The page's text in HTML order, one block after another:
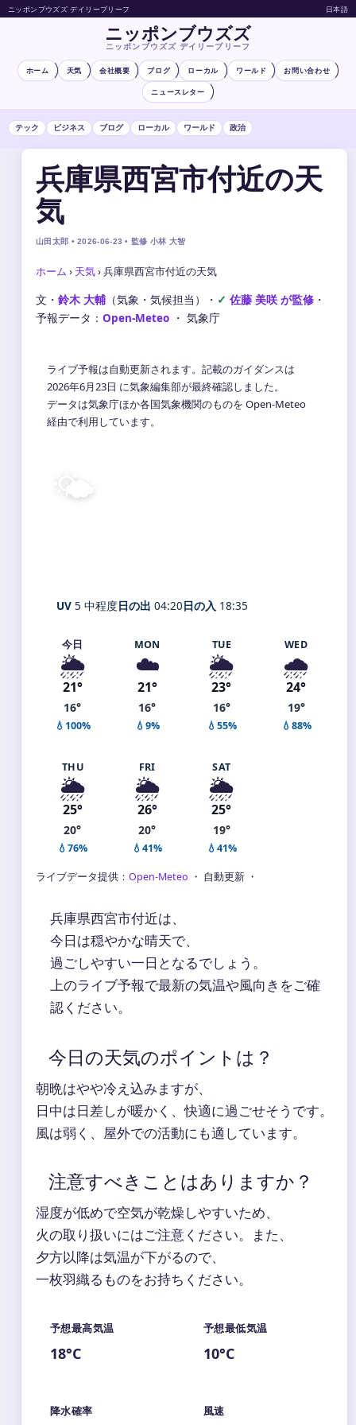
ニッポンブウズズ デイリーブリーフ 日本語
ニッポンブウズズ
ニッポンブウズズ デイリーブリーフ
ホーム 天気 会社概要 ブログ ローカル ワールド お問い合わせ
ニュースレター
テック ビジネス ブログ ローカル ワールド 政治
兵庫県西宮市付近の天
気
山田太郎 • 2026-06-23 • 監修 小林 大智
ホーム › 天気›兵庫県西宮市付近の天気
文・ 鈴木 大輔 （気象・気候担当） ・ 佐藤 美咲 が監修 ・
予報データ： Open-Meteo ・ 気象庁
ライブ予報は自動更新されます。記載のガイダンスは
2026年6月23日 に気象編集部が最終確認しました。
データは気象庁ほか各国気象機関のものを Open-Meteo
経由で利用しています。
🌤️
UV 5 中程度日の出 04:20日の入 18:35
今日
🌦️
21°
16°
💧100%
MON
☁️
21°
16°
💧9%
TUE
🌦️
23°
16°
💧55%
WED
🌧️
24°
19°
💧88%
THU
🌦️
25°
20°
💧76%
FRI
🌦️
26°
20°
💧41%
SAT
🌦️
25°
19°
💧41%
ライブデータ提供： Open-Meteo ・ 自動更新 ・
兵庫県西宮市付近は、
今日は穏やかな晴天で、
過ごしやすい一日となるでしょう。
上のライブ予報で最新の気温や風向きをご確
認ください。
今日の天気のポイントは？
朝晩はやや冷え込みますが、
日中は日差しが暖かく、快適に過ごせそうです。
風は弱く、屋外での活動にも適しています。
注意すべきことはありますか？
湿度が低めで空気が乾燥しやすいため、
火の取り扱いにはご注意ください。また、
夕方以降は気温が下がるので、
一枚羽織るものをお持ちください。
予想最高気温
18°C
予想最低気温
10°C
降水確率 風速